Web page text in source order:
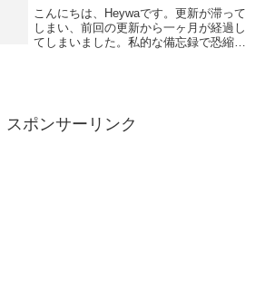
こんにちは、Heywaです。更新が滞って
しまい、前回の更新から一ヶ月が経過し
てしまいました。私的な備忘録で恐縮で
スポンサーリンク